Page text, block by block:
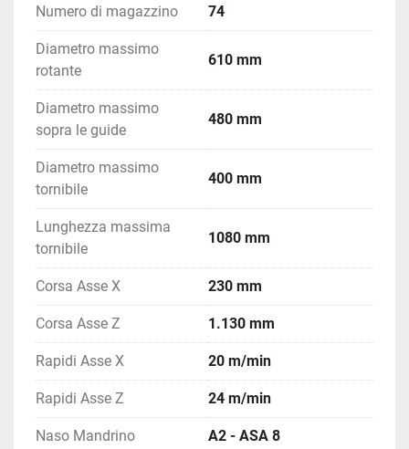
Numero di magazzino 74
Diametro massimo
rotante
610 mm
Diametro massimo
sopra le guide
480 mm
Diametro massimo
tornibile
400 mm
Lunghezza massima
tornibile
1080 mm
Corsa Asse X 230 mm
Corsa Asse Z 1.130 mm
Rapidi Asse X 20 m/min
Rapidi Asse Z 24 m/min
Naso Mandrino A2 - ASA 8